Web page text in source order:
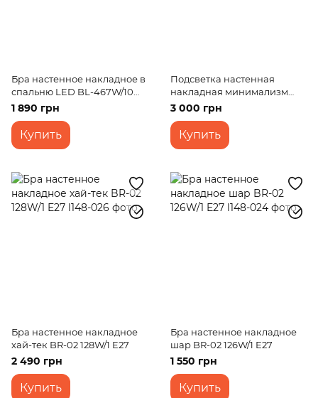
Бра настенное накладное в
спальню LED BL-467W/10W
WH
1 890 грн
Купить
Подсветка настенная
накладная минимализм
LED AL-508/6W BK
3 000 грн
Купить
Бра настенное накладное
хай-тек BR-02 128W/1 E27
2 490 грн
Купить
Бра настенное накладное
шар BR-02 126W/1 E27
1 550 грн
Купить